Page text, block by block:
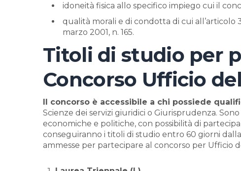
idoneità fisica allo specifico impiego cui il
qualità morali e di condotta di cui all’articolo
marzo 2001, n. 165.
Titoli di studio per
Concorso Ufficio
Il concorso è accessibile a chi possiede
Scienze dei servizi giuridici o Giurisprudenza.
economiche e politiche, con possibilità di
conseguiranno i titoli di studio entro 60 giorni
ammesse per partecipare al concorso per Ufficio